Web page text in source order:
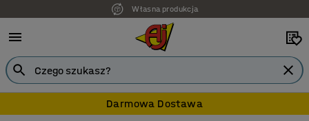
Własna produkcja
7 lat gwarancji
Darmowa Dostawa